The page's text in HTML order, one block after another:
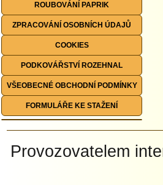
ROUBOVÁNÍ PAPRIK
ZPRACOVÁNÍ OSOBNÍCH ÚDAJŮ
COOKIES
PODKOVÁŘSTVÍ ROZEHNAL
VŠEOBECNÉ OBCHODNÍ PODMÍNKY
FORMULÁŘE KE STAŽENÍ
Provozovatelem